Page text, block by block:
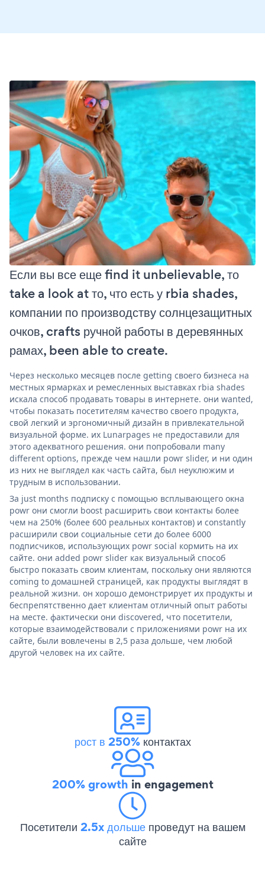
Если вы все еще find it unbelievable, то
take a look at то, что есть у rbia shades,
компании по производству солнцезащитных
очков, crafts ручной работы в деревянных
рамах, been able to create.
Через несколько месяцев после getting своего бизнеса на
местных ярмарках и ремесленных выставках rbia shades
искала способ продавать товары в интернете. они wanted,
чтобы показать посетителям качество своего продукта,
свой легкий и эргономичный дизайн в привлекательной
визуальной форме. их Lunarpages не предоставили для
этого адекватного решения. они попробовали many
different options, прежде чем нашли powr slider, и ни один
из них не выглядел как часть сайта, был неуклюжим и
трудным в использовании.
За just months подписку с помощью всплывающего окна
powr они смогли boost расширить свои контакты более
чем на 250% (более 600 реальных контактов) и constantly
расширили свои социальные сети до более 6000
подписчиков, использующих powr social кормить на их
сайте. они added powr slider как визуальный способ
быстро показать своим клиентам, поскольку они являются
coming to домашней страницей, как продукты выглядят в
реальной жизни. он хорошо демонстрирует их продукты и
беспрепятственно дает клиентам отличный опыт работы
на месте. фактически они discovered, что посетители,
которые взаимодействовали с приложениями powr на их
сайте, были вовлечены в 2,5 раза дольше, чем любой
другой человек на их сайте.
рост в 250%контактах
200% growth in engagement
Посетители 2.5x дольше проведут на вашем
сайте